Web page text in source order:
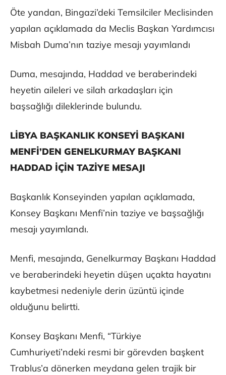
Öte yandan, Bingazi’deki Temsilciler Meclisinden
yapılan açıklamada da Meclis Başkan Yardımcısı
Misbah Duma’nın taziye mesajı yayımlandı
Duma, mesajında, Haddad ve beraberindeki
heyetin aileleri ve silah arkadaşları için
başsağlığı dileklerinde bulundu.
LİBYA BAŞKANLIK KONSEYİ BAŞKANI
MENFİ’DEN GENELKURMAY BAŞKANI
HADDAD İÇİN TAZİYE MESAJI
Başkanlık Konseyinden yapılan açıklamada,
Konsey Başkanı Menfi’nin taziye ve başsağlığı
mesajı yayımlandı.
Menfi, mesajında, Genelkurmay Başkanı Haddad
ve beraberindeki heyetin düşen uçakta hayatını
kaybetmesi nedeniyle derin üzüntü içinde
olduğunu belirtti.
Konsey Başkanı Menfi, “Türkiye
Cumhuriyeti’ndeki resmi bir görevden başkent
Trablus’a dönerken meydana gelen trajik bir